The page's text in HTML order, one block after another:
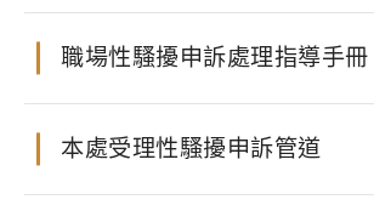
職場性騷擾申訴處理指導手冊
本處受理性騷擾申訴管道